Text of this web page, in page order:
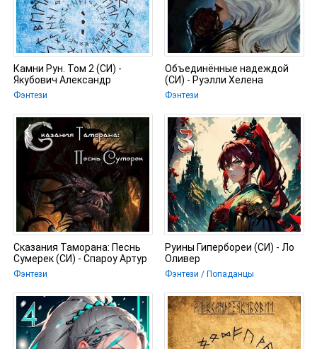
Камни Рун. Том 2 (СИ) -
Якубович Александр
Фэнтези
Объединённые надеждой
(СИ) - Руэлли Хелена
Фэнтези
Сказания Таморана: Песнь
Сумерек (СИ) - Спароу Артур
Фэнтези
Руины Гипербореи (СИ) - Ло
Оливер
Фэнтези / Попаданцы